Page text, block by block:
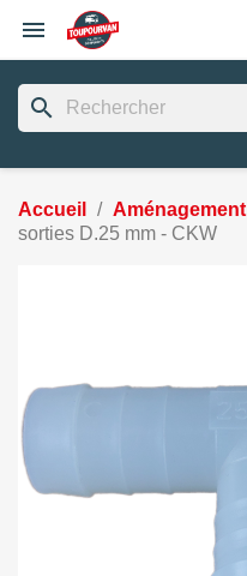

search
Accueil Aménagement
sorties D.25 mm - CKW